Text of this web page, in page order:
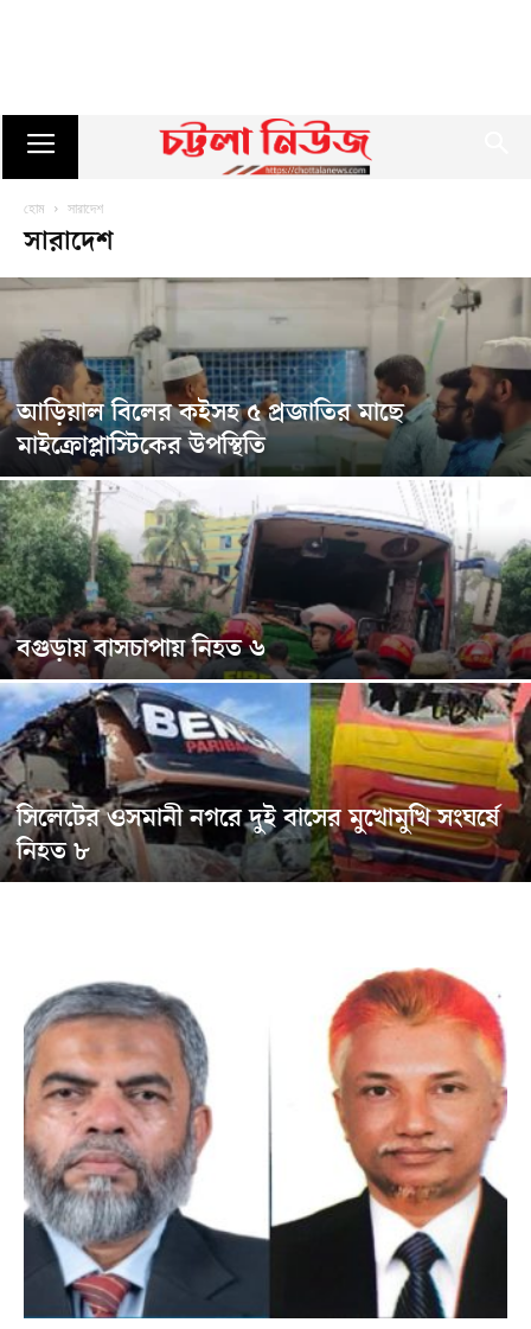
হোম সারাদেশ
সারাদেশ
আড়িয়াল বিলের কইসহ ৫ প্রজাতির মাছে
মাইক্রোপ্লাস্টিকের উপস্থিতি
বগুড়ায় বাসচাপায় নিহত ৬
সিলেটের ওসমানী নগরে দুই বাসের মুখোমুখি সংঘর্ষে
নিহত ৮